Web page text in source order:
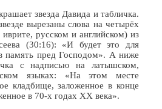
звезда Давида и табличка.
вырезаны слова на четырёх
русском и английском) из
(30:16): «И будет это для
память пред Господом». А ниже
с надписью на латышском,
языках: «На этом месте
кладбище, заложенное в конце
в 70-х годах ХХ века».